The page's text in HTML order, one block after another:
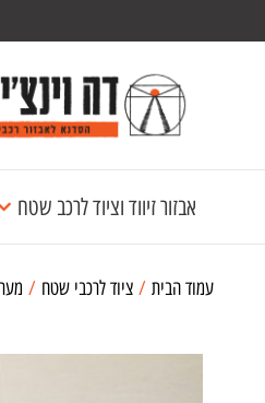
אבזור זיווד וציוד לרכב שטח
עמוד הבית / ציוד לרכבי שטח /